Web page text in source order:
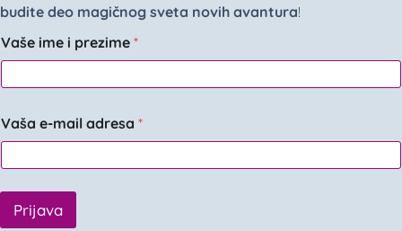
budite deo magičnog sveta novih avantura!
Vaše ime i prezime *
Vaša e-mail adresa *
Prijava